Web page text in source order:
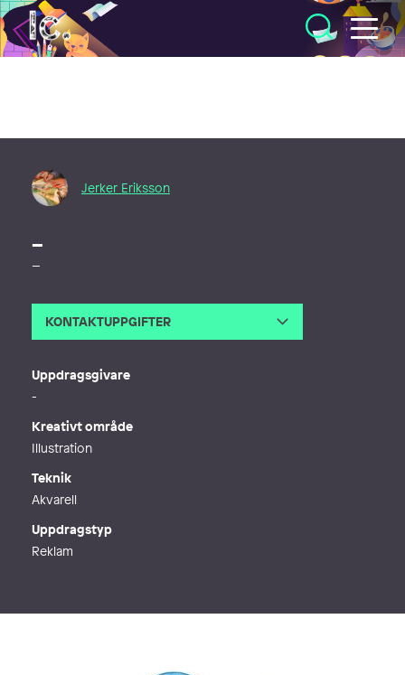
Illustratörcentrum
Jerker Eriksson
–
–
KONTAKTUPPGIFTER
Uppdragsgivare
-
Kreativt område
Illustration
Teknik
Akvarell
Uppdragstyp
Reklam